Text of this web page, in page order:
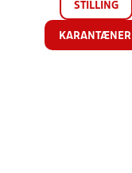
STILLING
KARANTÆNER